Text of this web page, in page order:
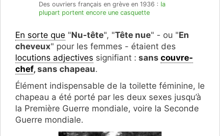
Des ouvriers français en grève en 1936 : la
plupart portent encore une casquette
En sorte que "Nu-tête", "Tête nue" - ou "En
cheveux" pour les femmes - étaient des
locutions adjectives signifiant : sans couvre-
chef, sans chapeau.
Élément indispensable de la toilette féminine, le
chapeau a été porté par les deux sexes jusqu’à
la Première Guerre mondiale, voire la Seconde
Guerre mondiale.